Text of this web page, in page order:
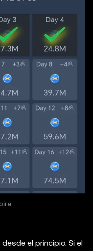
el principio. Si el